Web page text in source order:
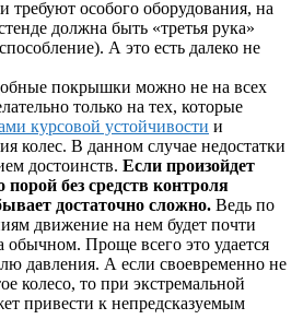
требуют особого оборудования, на
должна быть «третья рука»
А это есть далеко не
покрышки можно не на всех
только на тех, которые
курсовой устойчивости и
колес. В данном случае недостатки
достоинств. Если произойдет
порой без средств контроля
достаточно сложно. Ведь по
движение на нем будет почти
обычном. Проще всего это удается
давления. А если своевременно не
колесо, то при экстремальной
привести к непредсказуемым